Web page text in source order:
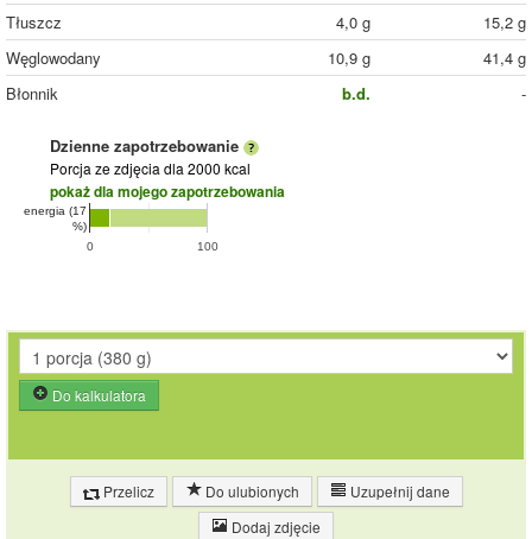
Tłuszcz
4,0 g
15,2 g
Węglowodany
10,9 g
41,4 g
Błonnik
b.d. -
Dzienne zapotrzebowanie
Porcja ze zdjęcia dla 2000 kcal
pokaż dla mojego zapotrzebowania
0 100
energia (17
%)
Do kalkulatora
Przelicz Do ulubionych
Uzupełnij dane
Dodaj zdjęcie